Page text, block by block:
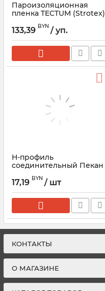
Пароизоляционная
пленка TECTUM (Strotex)
133,39 BYN / уп.
Н-профиль
соединительный Пекан
Технониколь
17,19 BYN / шт
КОНТАКТЫ
О МАГАЗИНЕ